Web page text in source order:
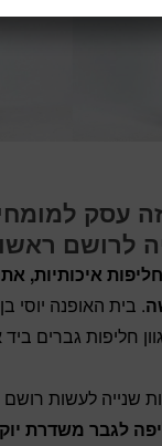
עסק
לרושם
איכותיות,
. בית האופנה יוסי
שנייה לעשות רושם
לגבר משדרת